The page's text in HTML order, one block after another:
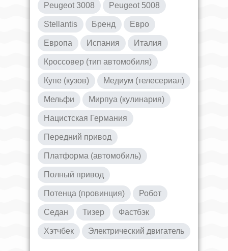
Peugeot 3008 Peugeot 5008
Stellantis Бренд Евро
Европа Испания Италия
Кроссовер (тип автомобиля)
Купе (кузов) Медиум (телесериал)
Мельфи Мирпуа (кулинария)
Нацистская Германия
Передний привод
Платформа (автомобиль)
Полный привод
Потенца (провинция) Робот
Седан Тизер Фастбэк
Хэтчбек Электрический двигатель